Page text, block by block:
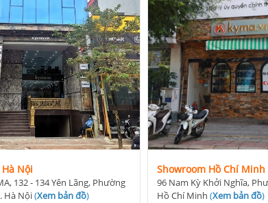
Nội
132 - 134 Yên Lãng, Phường
Hà Nội(Xem bản đồ)
Showroom Hồ Chí Minh
96 Nam Kỳ Khởi Nghĩa,
Hồ Chí Minh(Xem bản đồ)